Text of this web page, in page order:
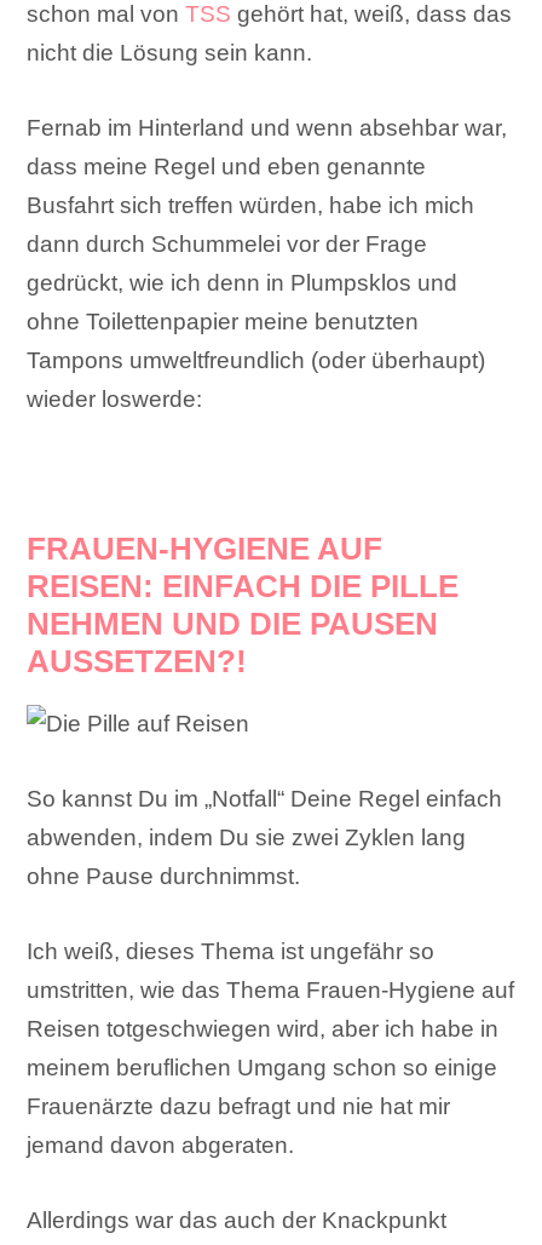
schon mal vonTSS gehört hat, weiß, dass das
nicht die Lösung sein kann.
Fernab im Hinterland und wenn absehbar war,
dass meine Regel und eben genannte
Busfahrt sich treffen würden, habe ich mich
dann durch Schummelei vor der Frage
gedrückt, wie ich denn in Plumpsklos und
ohne Toilettenpapier meine benutzten
Tampons umweltfreundlich (oder überhaupt)
wieder loswerde:
FRAUEN-HYGIENE AUF
REISEN: EINFACH DIE PILLE
NEHMEN UND DIE PAUSEN
AUSSETZEN?!
So kannst Du im „Notfall“ Deine Regel einfach
abwenden, indem Du sie zwei Zyklen lang
ohne Pause durchnimmst.
Ich weiß, dieses Thema ist ungefähr so
umstritten, wie das Thema Frauen-Hygiene auf
Reisen totgeschwiegen wird, aber ich habe in
meinem beruflichen Umgang schon so einige
Frauenärzte dazu befragt und nie hat mir
jemand davon abgeraten.
Allerdings war das auch der Knackpunkt